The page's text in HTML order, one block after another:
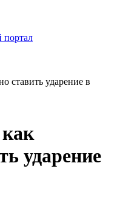
портал
ставить ударение в
ударение